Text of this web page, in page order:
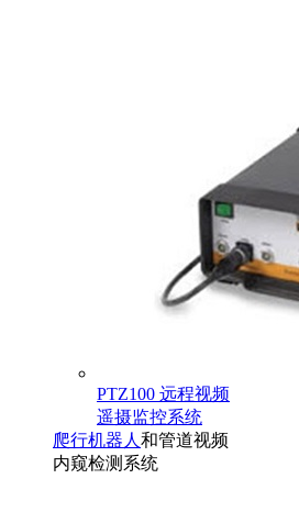
PTZ100 远程视频
遥摄监控系统
爬行机器人 和管道视频
内窥检测系统